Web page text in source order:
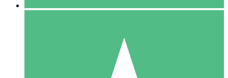
10 Descargas
20 00